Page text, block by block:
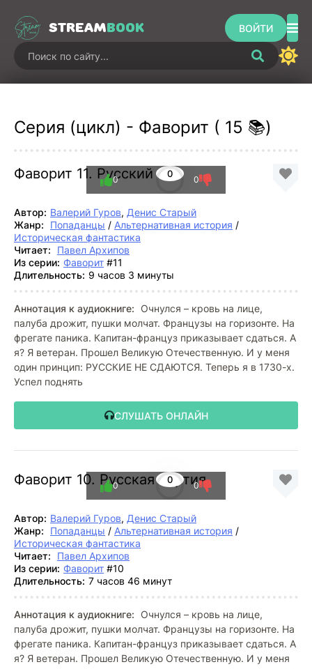
STREAMBOOK ВОЙТИ
Серия (цикл) - Фаворит ( 15 📚)
Фаворит 11. Русский век
0
0 0
Автор: Валерий Гуров, Денис Старый
Жанр:
Попаданцы / Альтернативная история /
Историческая фантастика
Читает:
Павел Архипов
Из серии: Фаворит #11
Длительность: 9 часов 3 минуты
Аннотация к аудиокниге: Очнулся – кровь на лице,
палуба дрожит, пушки молчат. Французы на горизонте. На
фрегате паника. Капитан-француз приказывает сдаться. А
я? Я ветеран. Прошел Великую Отечественную. И у меня
один принцип: РУССКИЕ НЕ СДАЮТСЯ. Теперь я в 1730-х.
Успел поднять
СЛУШАТЬ ОНЛАЙН
Фаворит 10. Русская партия
0
0 0
Автор: Валерий Гуров, Денис Старый
Жанр:
Попаданцы / Альтернативная история /
Историческая фантастика
Читает:
Павел Архипов
Из серии: Фаворит #10
Длительность: 7 часов 46 минут
Аннотация к аудиокниге: Очнулся – кровь на лице,
палуба дрожит, пушки молчат. Французы на горизонте. На
фрегате паника. Капитан-француз приказывает сдаться. А
я? Я ветеран. Прошел Великую Отечественную. И у меня